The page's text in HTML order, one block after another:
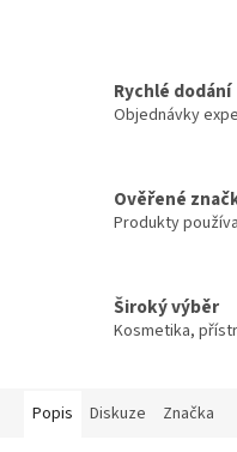
Rychlé dodání
Objednávky
Ověřené
Produkty
Široký výběr
Kosmetika,
Popis Diskuze Značka